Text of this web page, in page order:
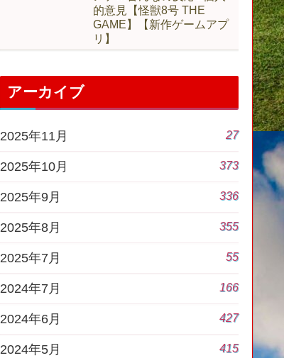
的意見【怪獣8号 THE
GAME】【新作ゲームアプ
リ】
アーカイブ
2025年11月 27
2025年10月 373
2025年9月 336
2025年8月 355
2025年7月 55
2024年7月 166
2024年6月 427
2024年5月 415